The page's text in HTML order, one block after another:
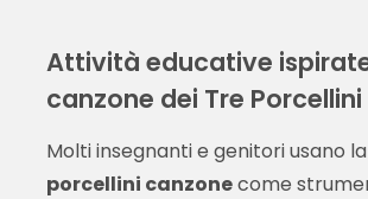
Attività educative
canzone dei Tre Porcellini
Molti insegnanti e genitori usano la
porcellini canzonecome